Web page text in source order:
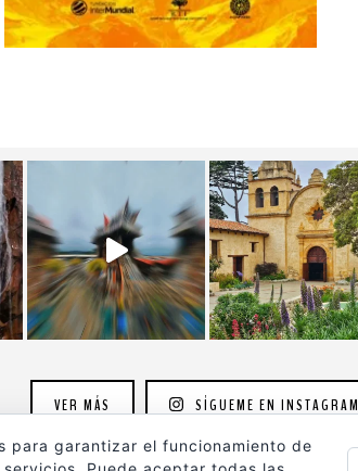
VER MÁS SÍGUEME EN INSTAGRAM
para garantizar el funcionamiento de